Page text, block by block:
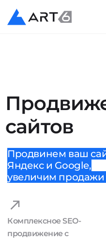
сайтов
Продвинем ваш
Яндекс и Google,
увеличим продажи
Комплексное SEO-
продвижение с